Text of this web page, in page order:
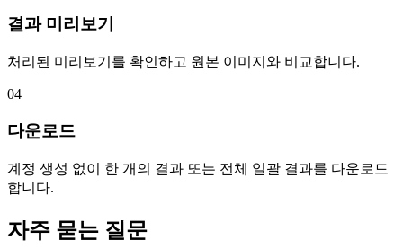
결과 미리보기
처리된 미리보기를 확인하고 원본 이미지와 비교합니다.
04
다운로드
계정 생성 없이 한 개의 결과 또는 전체 일괄 결과를 다운로드
합니다.
자주 묻는 질문